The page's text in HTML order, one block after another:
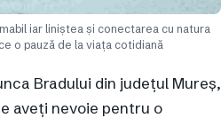
iar liniștea și conectarea cu natura
o pauză de la viața cotidiană
Bradului din județul Mureș,
aveți nevoie pentru o